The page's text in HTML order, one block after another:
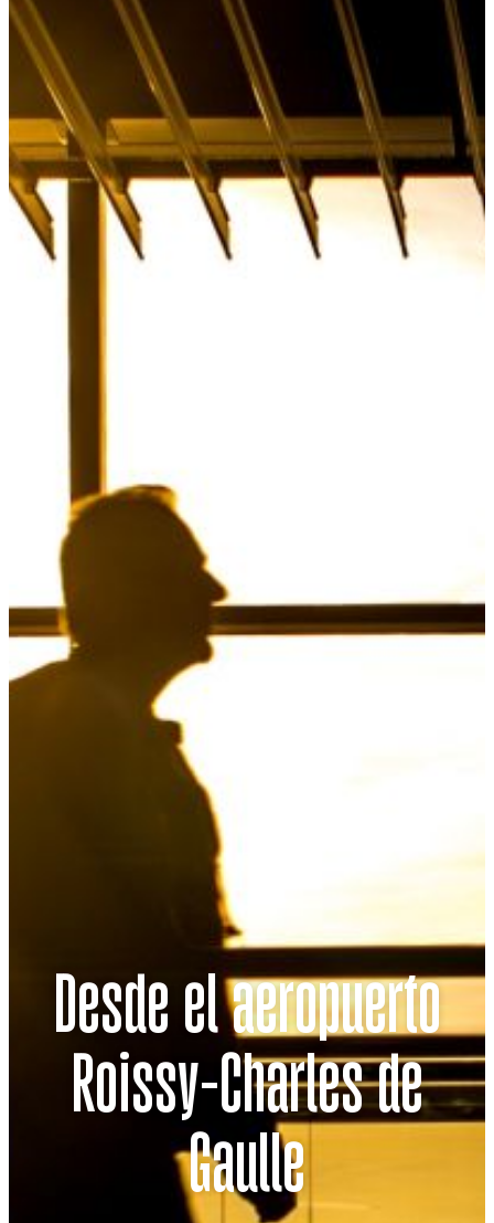
Desde el aeropuerto
Roissy-Charles de
Gaulle